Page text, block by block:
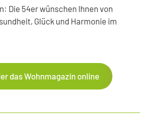
Die 54er wünschen Ihnen von
Glück und Harmonie im
das Wohnmagazin online